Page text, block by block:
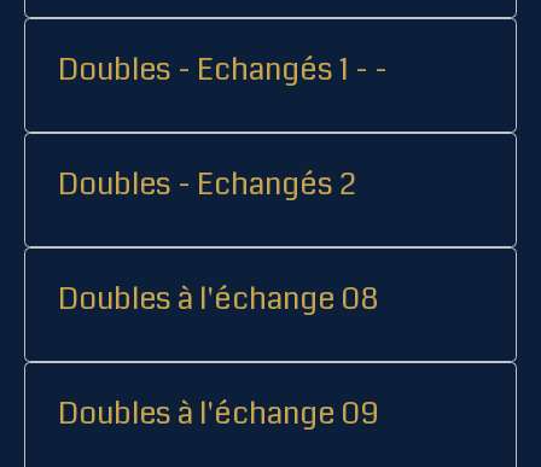
Doubles - Echangés 1 - -
Doubles - Echangés 2
Doubles à l'échange 08
Doubles à l'échange 09